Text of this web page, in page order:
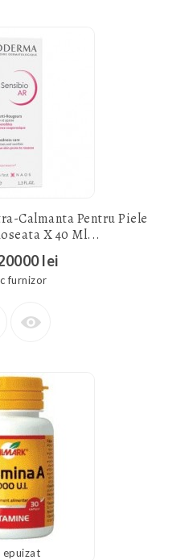
Calmanta Pentru Piele
X 40 Ml...
lei
furnizor
epuizat